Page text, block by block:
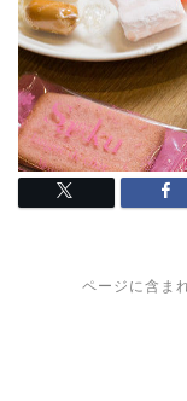
ページに含ま